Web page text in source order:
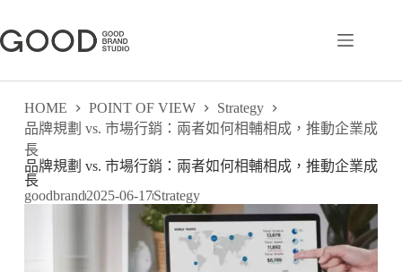
HOME POINT OF VIEW
Strategy
品牌規劃 vs. 市場行銷：兩者如何相輔相成，推動企業成
長
品牌規劃 vs. 市場行銷：兩者如何相輔相成，推動企業成
長
goodbrand2025-06-17Strategy